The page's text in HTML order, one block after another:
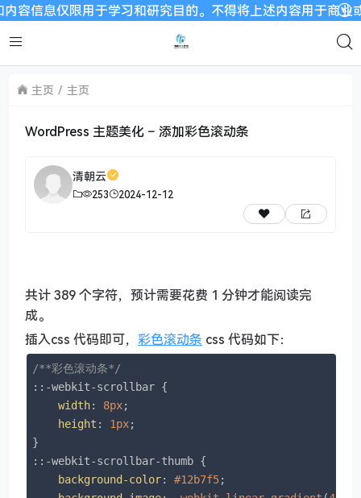
信息仅限用于学习和研究目的。不得将上述内容用于商业
主页 主页
WordPress 主题美化 – 添加彩色滚动条
清朝云
253 2024-12-12
共计 389 个字符，预计需要花费 1 分钟才能阅读完
成。
插入css 代码即可， 彩色滚动条 css 代码如下：
/**彩色滚动条*/
::-webkit-scrollbar {
width: 8px;
height : 1px;
::-webkit-scrollbar-thumb {
background-color: #12b7f5;